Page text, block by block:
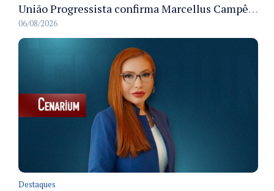
União Progressista confirma Marcellus Campêlo como candidato a deputado estadual
06/08/2026
Destaques